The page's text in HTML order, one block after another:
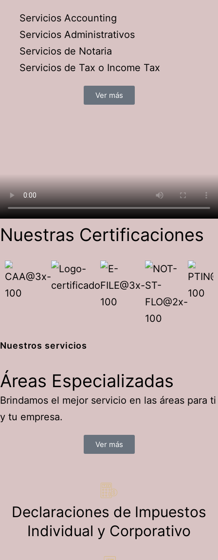
Servicios Accounting
Servicios Administrativos
Servicios de Notaria
Servicios de Tax o Income Tax
Ver más
Nuestras Certificaciones
Nuestros servicios
Áreas Especializadas
Brindamos el mejor servicio en las áreas para ti
y tu empresa.
Ver más
Declaraciones de Impuestos
Individual y Corporativo